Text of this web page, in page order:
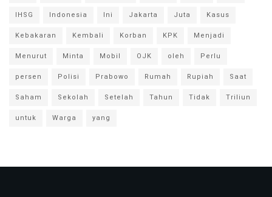
IHSG
Indonesia Ini Jakarta Juta
Kasus
Kebakaran
Kembali Korban KPK
Menjadi
Menurut
Minta Mobil OJK oleh
Perlu
persen
Polisi Prabowo Rumah Rupiah
Saat
Saham
Sekolah Setelah Tahun Tidak
Triliun
untuk
Warga yang